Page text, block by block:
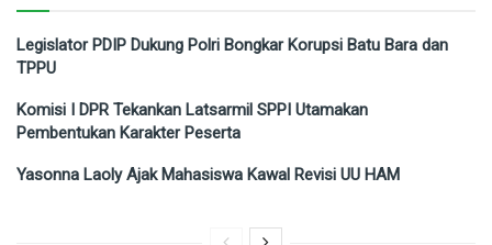
Legislator PDIP Dukung Polri Bongkar Korupsi Batu Bara dan
TPPU
Komisi I DPR Tekankan Latsarmil SPPI Utamakan
Pembentukan Karakter Peserta
Yasonna Laoly Ajak Mahasiswa Kawal Revisi UU HAM